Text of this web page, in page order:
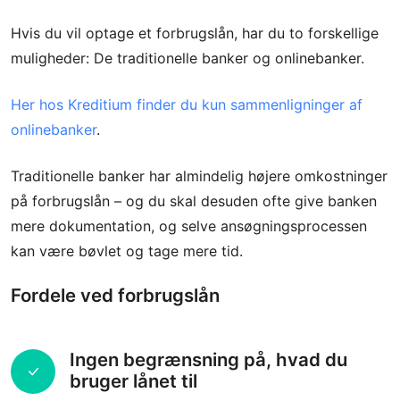
Hvis du vil optage et forbrugslån, har du to forskellige
muligheder: De traditionelle banker og onlinebanker.
Her hos Kreditium finder du kun sammenligninger af
onlinebanker.
Traditionelle banker har almindelig højere omkostninger
på forbrugslån – og du skal desuden ofte give banken
mere dokumentation, og selve ansøgningsprocessen
kan være bøvlet og tage mere tid.
Fordele ved forbrugslån
Ingen begrænsning på, hvad du
bruger lånet til